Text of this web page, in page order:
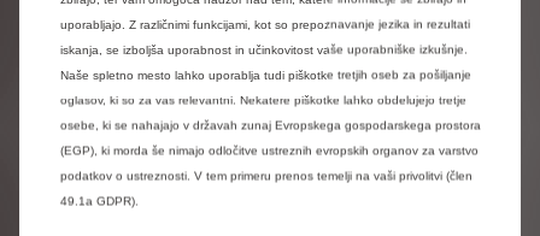
zaradi istočasnih vlaganj v program motociklov in ostale
programe začelo primanjkovati sredstev. To je pospešilo
uresničitev zamisli o skupnih vlaganjih s podjetjem Citroën
(in drugimi podjetji) v avtomobilsko proizvodnjo. Citroën je
postal 49 % lastnik novega podjetja, Tomos 33 % in Iskra 18
%. Novo podjetje so poimenovali"CIMOS"(link na zgodovino
od Cimosu – dodaten dokument) (kot sestavljenko iz besed
CITROËN in TOMOS). Po podpisu in registraciji pogodbe
Cimos 1. oktobra 1972 začne samostojno življenje.
uporabljajo. Z različnimi funkcijami, kot so prepoznavanje jezika in rezultati
iskanja, se izboljša uporabnost in učinkovitost vaše uporabniške izkušnje.
Naše spletno mesto lahko uporablja tudi piškotke tretjih oseb za pošiljanje
oglasov, ki so za vas relevantni. Nekatere piškotke lahko obdelujejo tretje
osebe, ki se nahajajo v državah zunaj Evropskega gospodarskega prostora
(EGP), ki morda še nimajo odločitve ustreznih evropskih organov za varstvo
podatkov o ustreznosti. V tem primeru prenos temelji na vaši privolitvi (člen
49.1a GDPR).